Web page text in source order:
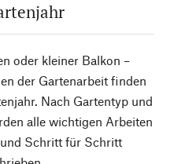
oder kleiner Balkon –
der Gartenarbeit finden
Nach Gartentyp und
alle wichtigen Arbeiten
Schritt für Schritt